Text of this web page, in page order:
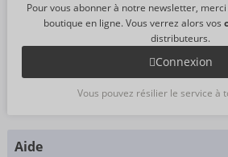
Pour vous abonner à notre newsletter,
boutique en ligne. Vous verrez alors vos
distributeurs.
Connexion
Vous pouvez résilier le service à
Aide